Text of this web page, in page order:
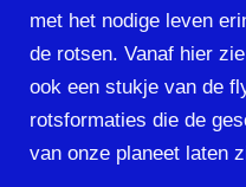
met het nodige leven
de rotsen. Vanaf hier
ook een stukje van de
rotsformaties die de
van onze planeet laten